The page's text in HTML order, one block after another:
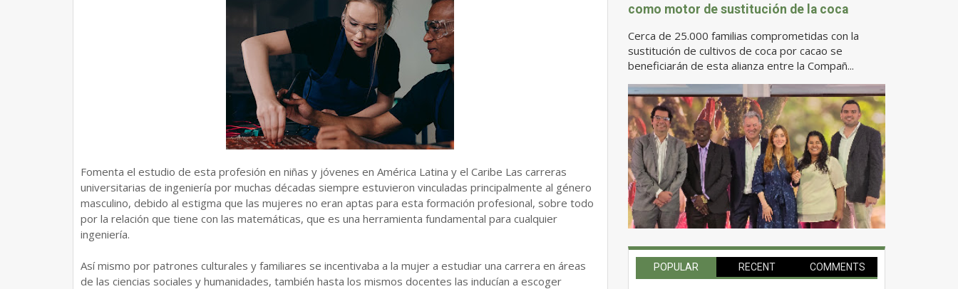
Fomenta el estudio de esta profesión en niñas y jóvenes en América Latina y el Caribe Las carreras
universitarias de ingeniería por muchas décadas siempre estuvieron vinculadas principalmente al género
masculino, debido al estigma que las mujeres no eran aptas para esta formación profesional, sobre todo
por la relación que tiene con las matemáticas, que es una herramienta fundamental para cualquier
ingeniería.
Así mismo por patrones culturales y familiares se incentivaba a la mujer a estudiar una carrera en áreas
de las ciencias sociales y humanidades, también hasta los mismos docentes las inducían a escoger
como motor de sustitución de la coca
Cerca de 25.000 familias comprometidas con la
sustitución de cultivos de coca por cacao se
beneficiarán de esta alianza entre la Compañ...
POPULAR RECENT COMMENTS